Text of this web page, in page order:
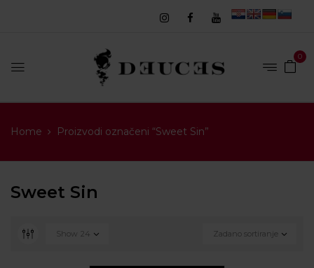
0
Home Proizvodi označeni “Sweet Sin”
Sweet Sin
Zadano sortiranje
Show 24